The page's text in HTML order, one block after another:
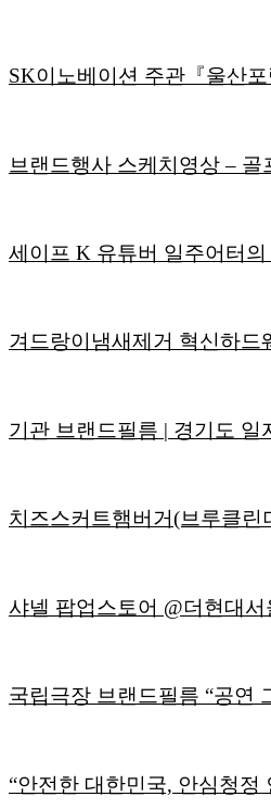
SK이노베이션 주관『울산
브랜드행사 스케치영상 –
세이프 K 유튜버 일주어터의
겨드랑이냄새제거 혁신하드
기관 브랜드필름 | 경기도 일
치즈스커트햄버거(브루클린
샤넬 팝업스토어 @더현대
국립극장 브랜드필름 “공연
“안전한 대한민국, 안심청정